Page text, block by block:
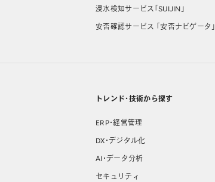
浸水検知サービス「SUIJIN」
安否確認サービス 「安否ナビゲータ」
トレンド・技術から探す
ERP・経営管理
DX・デジタル化
AI・データ分析
セキュリティ